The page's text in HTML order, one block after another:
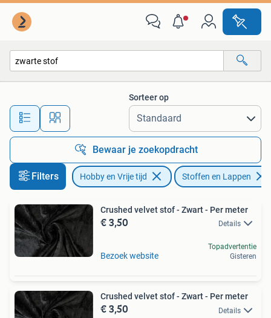
Alle afstanden…
Sorteer op
Bewaar je zoekopdracht
Filters Hobby en Vrije tijd Stoffen en Lappen
Crushed velvet stof - Zwart - Per meter
€ 3,50 Details
Bezoek website
Topadvertentie
Gisteren
Crushed velvet stof - Zwart - Per meter
€ 3,50 Details